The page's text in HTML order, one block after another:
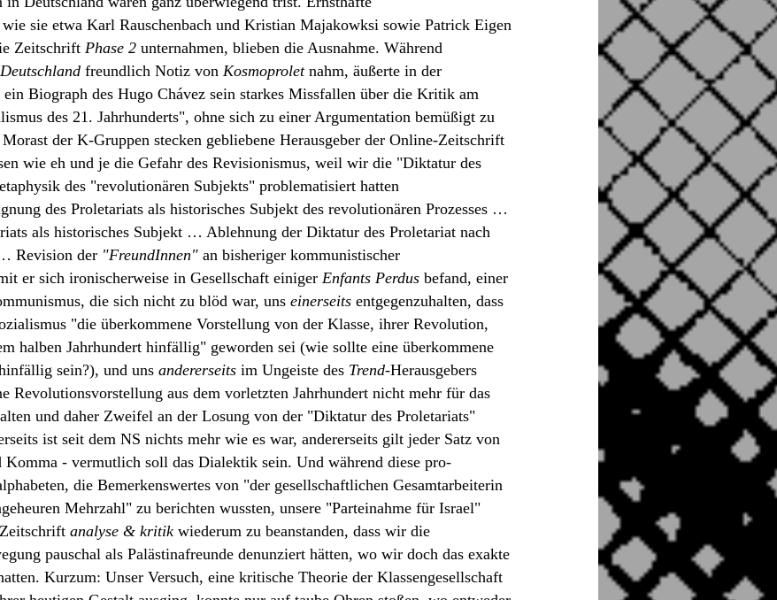
wie sie etwa Karl Rauschenbach und Kristian Majakowksi sowie Patrick Eigen
Zeitschrift Phase 2unternahmen, blieben die Ausnahme. Während
freundlich Notiz von Kosmoproletnahm, äußerte in der
ein Biograph des Hugo Chávez sein starkes Missfallen über die Kritik am
des 21. Jahrhunderts", ohne sich zu einer Argumentation bemüßigt zu
der K-Gruppen stecken gebliebene Herausgeber der Online-Zeitschrift
wie eh und je die Gefahr des Revisionismus, weil wir die "Diktatur des
des "revolutionären Subjekts" problematisiert hatten
des Proletariats als historisches Subjekt des revolutionären Prozesses …
als historisches Subjekt … Ablehnung der Diktatur des Proletariat nach
Revision der "FreundInnen"an bisheriger kommunistischer
er sich ironischerweise in Gesellschaft einiger Enfants Perdusbefand, einer
die sich nicht zu blöd war, uns einerseitsentgegenzuhalten, dass
"die überkommene Vorstellung von der Klasse, ihrer Revolution,
halben Jahrhundert hinfällig" geworden sei (wie sollte eine überkommene
sein?), und uns andererseitsim Ungeiste des Trend-Herausgebers
Revolutionsvorstellung aus dem vorletzten Jahrhundert nicht mehr für das
und daher Zweifel an der Losung von der "Diktatur des Proletariats"
ist seit dem NS nichts mehr wie es war, andererseits gilt jeder Satz von
- vermutlich soll das Dialektik sein. Und während diese pro-
die Bemerkenswertes von "der gesellschaftlichen Gesamtarbeiterin
Mehrzahl" zu berichten wussten, unsere "Parteinahme für Israel"
analyse & kritikwiederum zu beanstanden, dass wir die
pauschal als Palästinafreunde denunziert hätten, wo wir doch das exakte
Kurzum: Unser Versuch, eine kritische Theorie der Klassengesellschaft